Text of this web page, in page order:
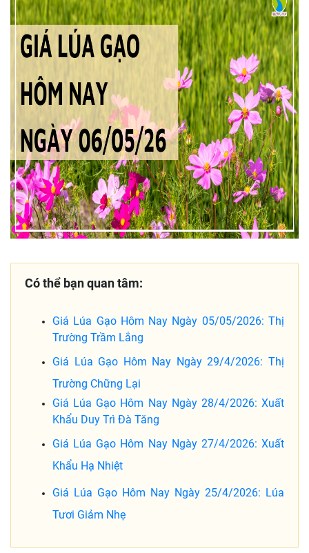
Có thể bạn quan tâm:
Giá Lúa Gạo Hôm Nay Ngày 05/05/2026: Thị
Trường Trầm Lắng
Giá Lúa Gạo Hôm Nay Ngày 29/4/2026: Thị
Trường Chững Lại
Giá Lúa Gạo Hôm Nay Ngày 28/4/2026: Xuất
Khẩu Duy Trì Đà Tăng
Giá Lúa Gạo Hôm Nay Ngày 27/4/2026: Xuất
Khẩu Hạ Nhiệt
Giá Lúa Gạo Hôm Nay Ngày 25/4/2026: Lúa
Tươi Giảm Nhẹ